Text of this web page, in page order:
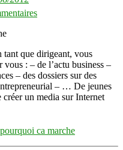
Widoobiz
des
entrepreneurs
:
pourquoi
ça
tant que dirigeant, vous
: – de l’actu business –
– des dossiers sur des
– … De jeunes
créer un media sur Internet
pourquoi ca marche